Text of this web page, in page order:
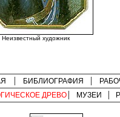
Неизвестный художник
БИБЛИОГРАФИЯ
ДРЕВО
МУЗЕИ